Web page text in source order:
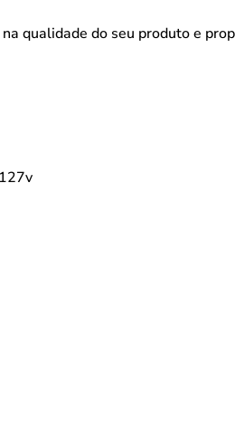
qualidade do seu produto e